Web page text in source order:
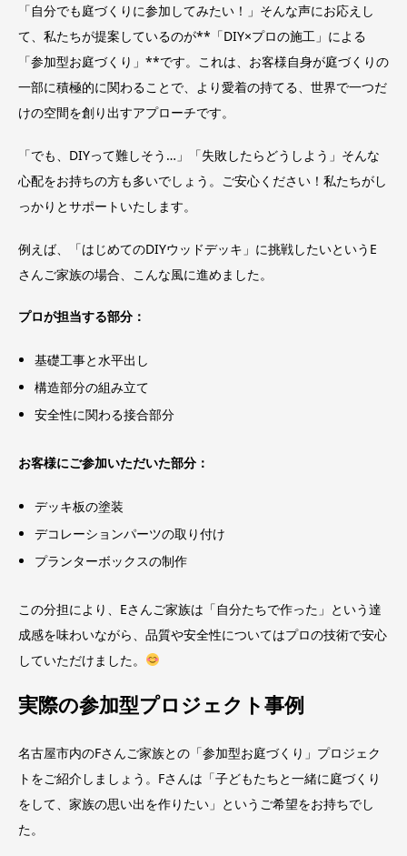
「自分でも庭づくりに参加してみたい！」そんな声にお応えし
て、私たちが提案しているのが**「DIY×プロの施工」による
「参加型お庭づくり」**です。これは、お客様自身が庭づくりの
一部に積極的に関わることで、より愛着の持てる、世界で一つだ
けの空間を創り出すアプローチです。
「でも、DIYって難しそう…」「失敗したらどうしよう」そんな
心配をお持ちの方も多いでしょう。ご安心ください！私たちがし
っかりとサポートいたします。
例えば、「はじめてのDIYウッドデッキ」に挑戦したいというE
さんご家族の場合、こんな風に進めました。
プロが担当する部分：
基礎工事と水平出し
構造部分の組み立て
安全性に関わる接合部分
お客様にご参加いただいた部分：
デッキ板の塗装
デコレーションパーツの取り付け
プランターボックスの制作
この分担により、Eさんご家族は「自分たちで作った」という達
成感を味わいながら、品質や安全性についてはプロの技術で安心
していただけました。
実際の参加型プロジェクト事例
名古屋市内のFさんご家族との「参加型お庭づくり」プロジェク
トをご紹介しましょう。Fさんは「子どもたちと一緒に庭づくり
をして、家族の思い出を作りたい」というご希望をお持ちでし
た。